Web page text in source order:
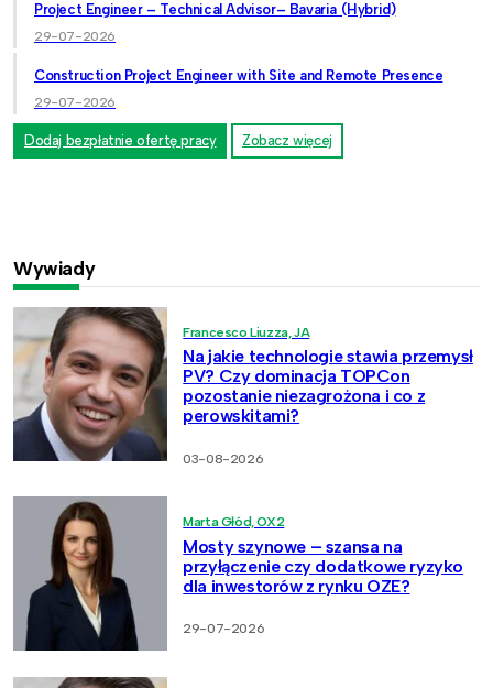
Project Engineer – Technical Advisor– Bavaria (Hybrid)
29-07-2026
Construction Project Engineer with Site and Remote Presence
29-07-2026
Dodaj bezpłatnie ofertę pracy Zobacz więcej
Wywiady
Francesco Liuzza, JA
Na jakie technologie stawia przemysł
PV? Czy dominacja TOPCon
pozostanie niezagrożona i co z
perowskitami?
03-08-2026
Marta Głód, OX2
Mosty szynowe – szansa na
przyłączenie czy dodatkowe ryzyko
dla inwestorów z rynku OZE?
29-07-2026